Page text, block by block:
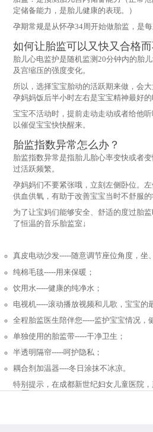
定储备能力，是胎儿健康的表现。）
孕期常规是从怀孕34周开始做胎监，是每
如何让胎监可以又快又合格而
胎儿心电监护是随机监测20分钟内的胎
及宫缩压的强度变化。
所以，选择宝宝胎动的活跃期来做，会
孕妈妈饭后半小时左右是宝宝精神最好的
宝宝不活动时，提前走动走动或者给他
以催促宝宝快快醒来。
胎监指数异常怎么办？
胎监指数异常是指胎儿胎心率变快或者
过活跃频繁。
孕妈妈们不要紧张哦，立刻左侧卧位。
供血供氧，有助于改善宝宝当时不舒服的
为了让宝妈们能够安全、舒适的度过胎
了恒温的音乐胎监室↓
真皮电动沙发-----随意调节座位角度，坐
纯棉毛毯-----用来保暖；
饮用水-----健康的纯净水；
电视机-----滚动播放视频和儿歌，宝宝的
全程胎监医生陪伴您-----监护宝宝情况，
单独使用的胎监带-----干净卫生；
半透明隔帘-----呵护隐私；
耦合剂加温器----冬日涂抹不冰凉。
特别提示，在成都新世纪妇女儿童医院